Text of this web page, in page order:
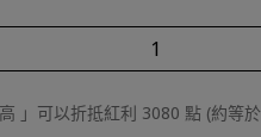
」可以折抵紅利 3080 點 (約等於